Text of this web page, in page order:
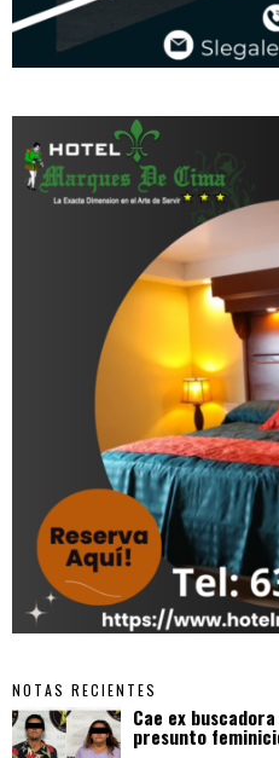
NOTAS RECIENTES
Cae ex
presunto